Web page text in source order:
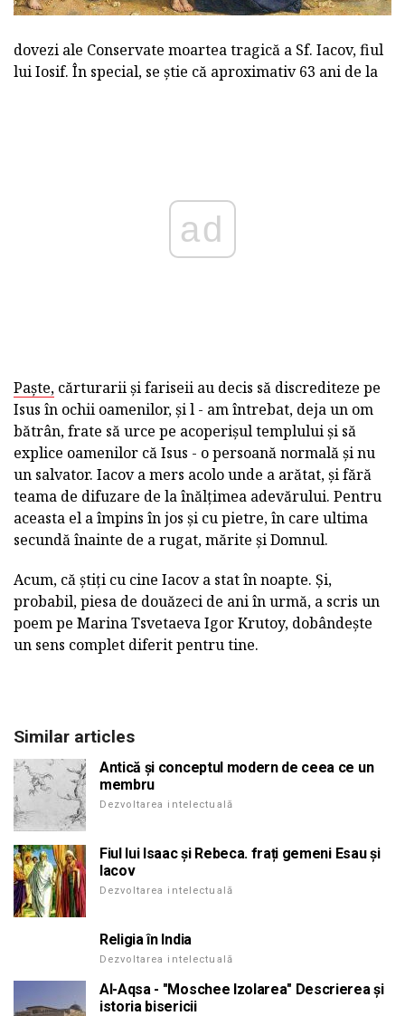
dovezi ale Conservate moartea tragică a Sf. Iacov, fiul
lui Iosif. În special, se știe că aproximativ 63 ani de la
ad
Paște, cărturarii și fariseii au decis să discrediteze pe
Isus în ochii oamenilor, și l - am întrebat, deja un om
bătrân, frate să urce pe acoperișul templului și să
explice oamenilor că Isus - o persoană normală și nu
un salvator. Iacov a mers acolo unde a arătat, și fără
teama de difuzare de la înălțimea adevărului. Pentru
aceasta el a împins în jos și cu pietre, în care ultima
secundă înainte de a rugat, mărite și Domnul.
Acum, că știți cu cine Iacov a stat în noapte. Și,
probabil, piesa de douăzeci de ani în urmă, a scris un
poem pe Marina Tsvetaeva Igor Krutoy, dobândește
un sens complet diferit pentru tine.
Similar articles
Antică și conceptul modern de ceea ce un
membru
Dezvoltarea intelectuală
Fiul lui Isaac și Rebeca. frați gemeni Esau și
Iacov
Dezvoltarea intelectuală
Religia în India
Dezvoltarea intelectuală
Al-Aqsa - "Moschee Izolarea" Descrierea și
istoria bisericii